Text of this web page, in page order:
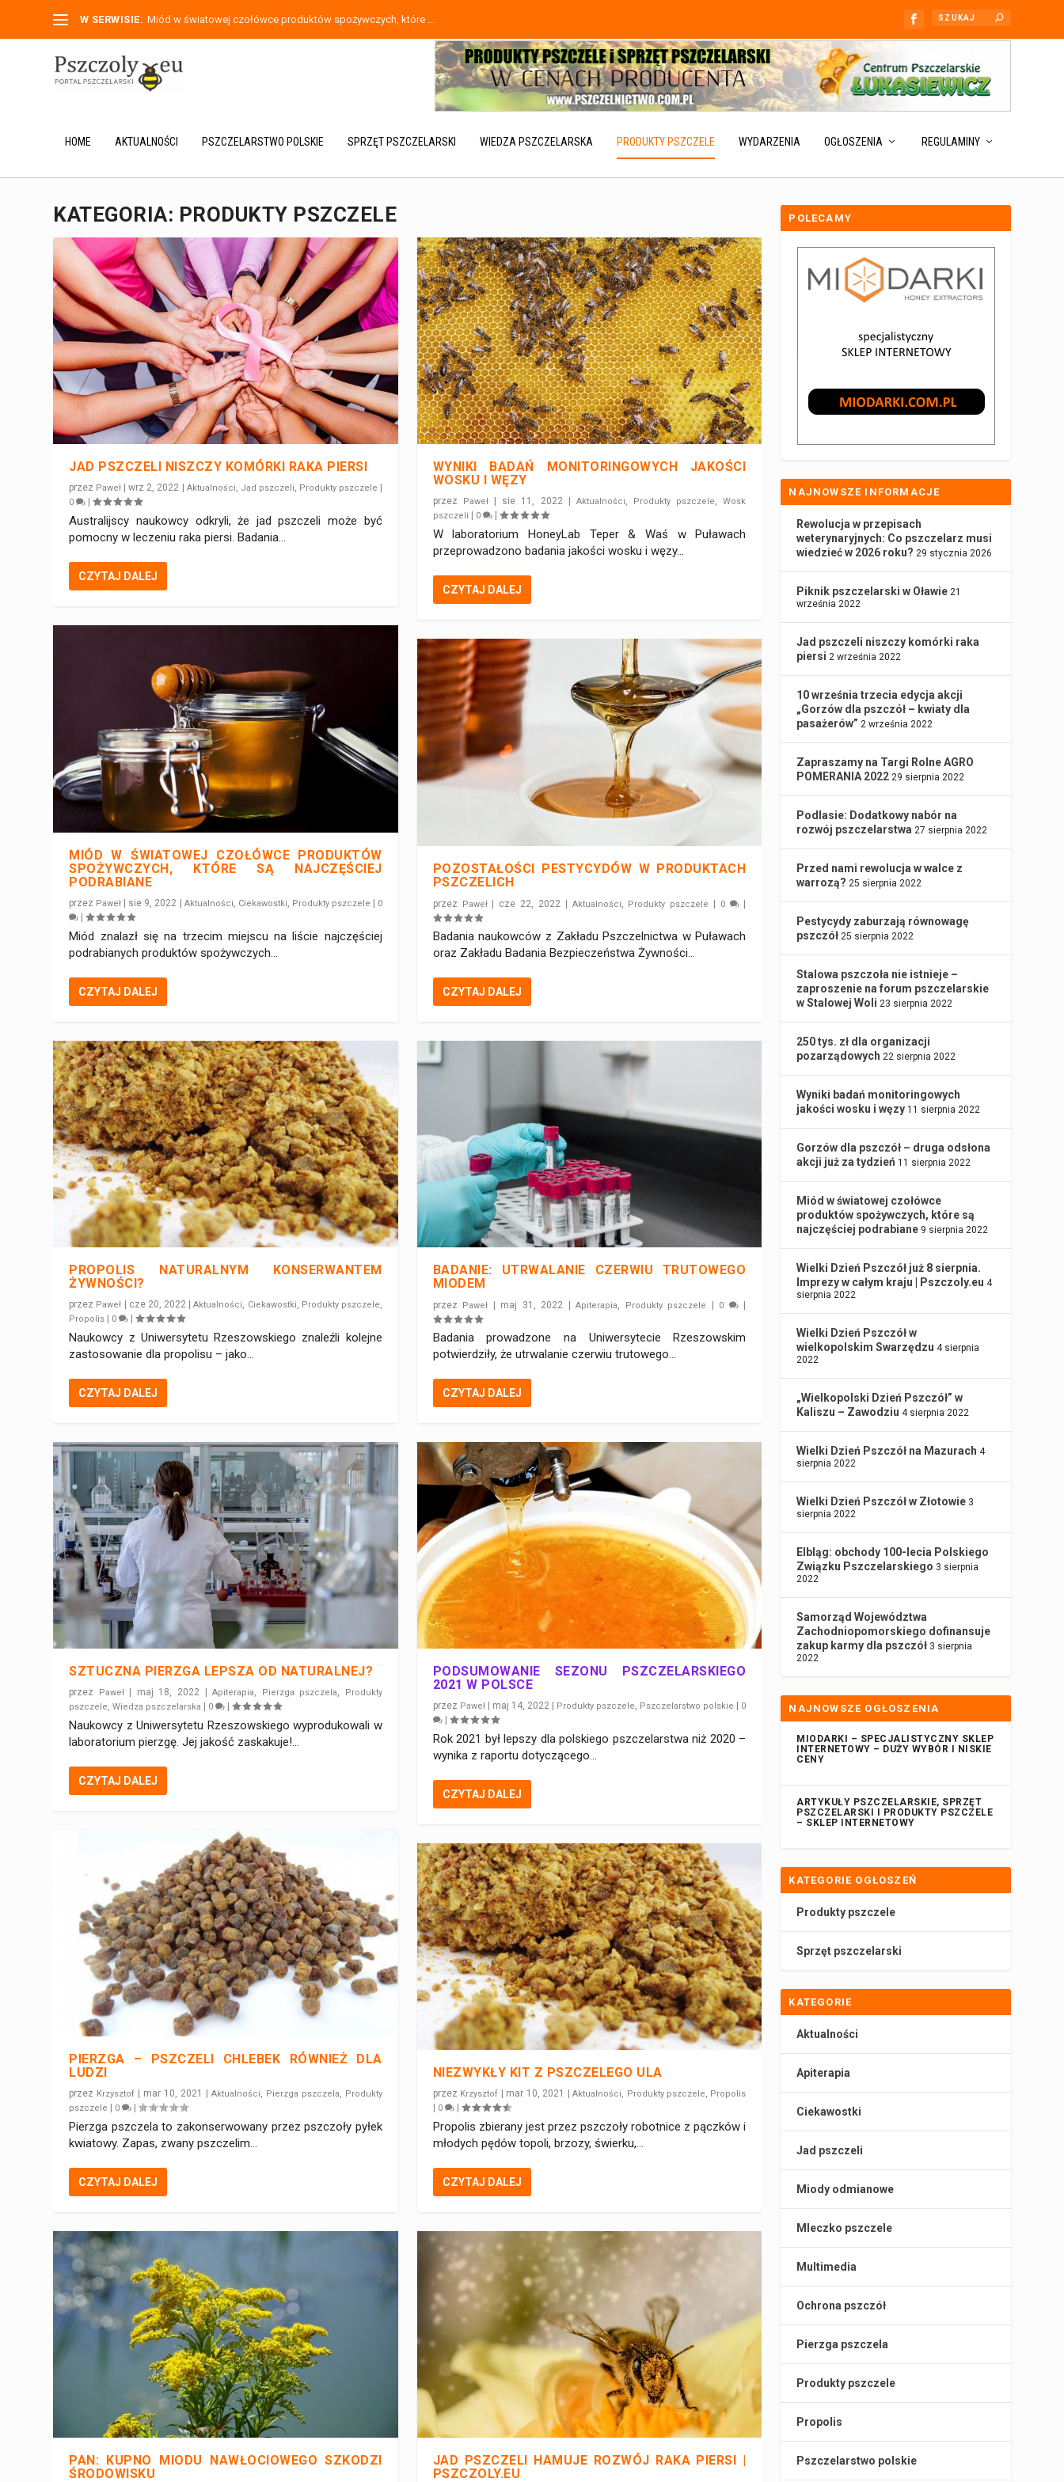
W SERWISIE: Miód w światowej czołówce produktów spożywczych, które ...
HOME AKTUALNOŚCI PSZCZELARSTWO POLSKIE SPRZĘT PSZCZELARSKI WIEDZA PSZCZELARSKA PRODUKTY PSZCZELE WYDARZENIA OGŁOSZENIA REGULAMINY
KATEGORIA: PRODUKTY PSZCZELE
JAD PSZCZELI NISZCZY KOMÓRKI RAKA PIERSI
przez Paweł |wrz 2, 2022 Aktualności, Jad pszczeli, Produkty pszczele
0 |
Australijscy naukowcy odkryli, że jad pszczeli może być
pomocny w leczeniu raka piersi. Badania...
CZYTAJ DALEJ
MIÓD W ŚWIATOWEJ CZOŁÓWCE PRODUKTÓW
SPOŻYWCZYCH, KTÓRE SĄ NAJCZĘŚCIEJ
PODRABIANE
przez Paweł | sie 9, 2022 | Aktualności Ciekawostki Produkty pszczele | 0
|
Miód znalazł się na trzecim miejscu na liście najczęściej
podrabianych produktów spożywczych...
CZYTAJ DALEJ
PROPOLIS NATURALNYM KONSERWANTEM
ŻYWNOŚCI?
przez Paweł | cze 20, 2022 |Aktualności Ciekawostki Produkty pszczele
Propolis | 0 |
Naukowcy z Uniwersytetu Rzeszowskiego znaleźli kolejne
zastosowanie dla propolisu – jako...
CZYTAJ DALEJ
SZTUCZNA PIERZGA LEPSZA OD NATURALNEJ?
przez Paweł| maj 18, 2022 |Apiterapia, Pierzga pszczela,
Produkty
pszczele,Wiedza pszczelarska 0 |
Naukowcy z Uniwersytetu Rzeszowskiego wyprodukowali w
laboratorium pierzgę. Jej jakość zaskakuje!...
CZYTAJ DALEJ
PIERZGA – PSZCZELI CHLEBEK RÓWNIEŻ DLA
LUDZI
przez Krzysztof mar 10, 2021 Aktualności, Pierzga pszczela, Produkty
pszczele
0 |
Pierzga pszczela to zakonserwowany przez pszczoły pyłek
kwiatowy. Zapas, zwany pszczelim...
CZYTAJ DALEJ
PAN: KUPNO MIODU NAWŁOCIOWEGO SZKODZI
ŚRODOWISKU
WYNIKI BADAŃ MONITORINGOWYCH JAKOŚCI
WOSKU I WĘZY
przez Paweł| sie 11, 2022| Aktualności, Produkty pszczele,Wosk
pszczeli
0 |
W laboratorium HoneyLab Teper & Waś w Puławach
przeprowadzono badania jakości wosku i węzy...
CZYTAJ DALEJ
POZOSTAŁOŚCI PESTYCYDÓW W PRODUKTACH
PSZCZELICH
przez Paweł| cze 22, 2022 | Aktualności Produkty pszczele | 0 |
Badania naukowców z Zakładu Pszczelnictwa w Puławach
oraz Zakładu Badania Bezpieczeństwa Żywności...
CZYTAJ DALEJ
BADANIE: UTRWALANIE CZERWIU TRUTOWEGO
MIODEM
przez Paweł | maj 31, 2022 |Apiterapia Produkty pszczele | 0 |
Badania prowadzone na Uniwersytecie Rzeszowskim
potwierdziły, że utrwalanie czerwiu trutowego...
CZYTAJ DALEJ
PODSUMOWANIE SEZONU PSZCZELARSKIEGO
2021 W POLSCE
przez Paweł| maj 14, 2022 Produkty pszczele, Pszczelarstwo polskie 0
|
Rok 2021 był lepszy dla polskiego pszczelarstwa niż 2020 –
wynika z raportu dotyczącego...
CZYTAJ DALEJ
NIEZWYKŁY KIT Z PSZCZELEGO ULA
przez Krzysztof mar 10, 2021 |Aktualności, Produkty pszczele, Propolis
0 |
Propolis zbierany jest przez pszczoły robotnice z pączków i
młodych pędów topoli, brzozy, świerku,...
CZYTAJ DALEJ
JAD PSZCZELI HAMUJE ROZWÓJ RAKA PIERSI |
PSZCZOLY.EU
POLECAMY
NAJNOWSZE INFORMACJE
Rewolucja w przepisach
weterynaryjnych: Co pszczelarz musi
wiedzieć w 2026 roku? 29 stycznia 2026
Piknik pszczelarski w Oławie 21
września 2022
Jad pszczeli niszczy komórki raka
piersi 2 września 2022
10 września trzecia edycja akcji
„Gorzów dla pszczół – kwiaty dla
pasażerów” 2 września 2022
Zapraszamy na Targi Rolne AGRO
POMERANIA 2022 29 sierpnia 2022
Podlasie: Dodatkowy nabór na
rozwój pszczelarstwa 27 sierpnia 2022
Przed nami rewolucja w walce z
warrozą? 25 sierpnia 2022
Pestycydy zaburzają równowagę
pszczół 25 sierpnia 2022
Stalowa pszczoła nie istnieje –
zaproszenie na forum pszczelarskie
w Stalowej Woli 23 sierpnia 2022
250 tys. zł dla organizacji
pozarządowych 22 sierpnia 2022
Wyniki badań monitoringowych
jakości wosku i węzy 11 sierpnia 2022
Gorzów dla pszczół – druga odsłona
akcji już za tydzień 11 sierpnia 2022
Miód w światowej czołówce
produktów spożywczych, które są
najczęściej podrabiane 9 sierpnia 2022
Wielki Dzień Pszczół już 8 sierpnia.
Imprezy w całym kraju | Pszczoly.eu 4
sierpnia 2022
Wielki Dzień Pszczół w
wielkopolskim Swarzędzu 4 sierpnia
2022
„Wielkopolski Dzień Pszczół” w
Kaliszu – Zawodziu 4 sierpnia 2022
Wielki Dzień Pszczół na Mazurach 4
sierpnia 2022
Wielki Dzień Pszczół w Złotowie 3
sierpnia 2022
Elbląg: obchody 100-lecia Polskiego
Związku Pszczelarskiego 3 sierpnia
2022
Samorząd Województwa
Zachodniopomorskiego dofinansuje
zakup karmy dla pszczół 3 sierpnia
2022
NAJNOWSZE OGŁOSZENIA
MIODARKI – SPECJALISTYCZNY SKLEP
INTERNETOWY – DUŻY WYBÓR I NISKIE
CENY
ARTYKUŁY PSZCZELARSKIE, SPRZĘT
PSZCZELARSKI I PRODUKTY PSZCZELE
– SKLEP INTERNETOWY
KATEGORIE OGŁOSZEŃ
Produkty pszczele
Sprzęt pszczelarski
KATEGORIE
Aktualności
Apiterapia
Ciekawostki
Jad pszczeli
Miody odmianowe
Mleczko pszczele
Multimedia
Ochrona pszczół
Pierzga pszczela
Produkty pszczele
Propolis
Pszczelarstwo polskie